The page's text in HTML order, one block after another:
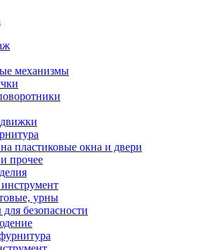
механизмы
пластиковые окна и двери
прочее
урны
безопасности